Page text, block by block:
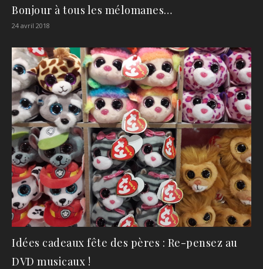
Bonjour à tous les mélomanes…
24 avril 2018
Idées cadeaux fête des pères : Re-pensez au
DVD musicaux !